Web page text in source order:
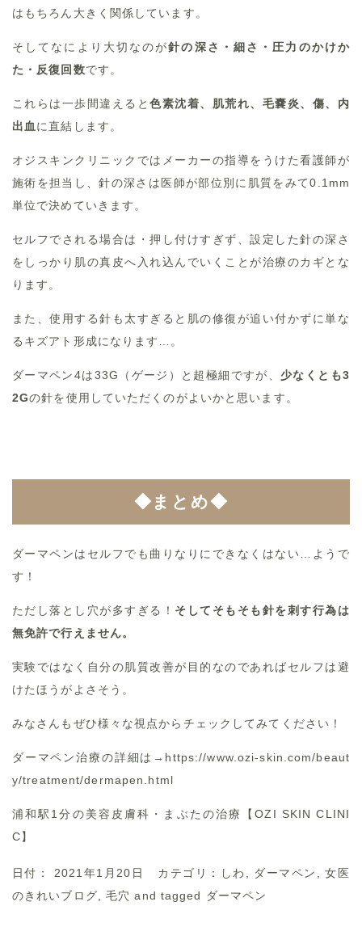
はもちろん大きく関係しています。
そしてなにより大切なのが針の深さ・細さ・圧力のかけか
た・反復回数です。
これらは一歩間違えると色素沈着、肌荒れ、毛嚢炎、傷、内
出血 に直結します。
オジスキンクリニックではメーカーの指導をうけた看護師が
施術を担当し、針の深さは医師が部位別に肌質をみて0.1mm
単位で決めていきます。
セルフでされる場合は・押し付けすぎず、設定した針の深さ
をしっかり肌の真皮へ入れ込んでいくことが治療のカギとな
ります。
また、使用する針も太すぎると肌の修復が追い付かずに単な
るキズアト形成になります…。
ダーマペン4は33G（ゲージ）と超極細ですが、 少なくとも3
2Gの針を使用していただくのがよいかと思います。
◆まとめ◆
ダーマペンはセルフでも曲りなりにできなくはない…ようで
す！
ただし落とし穴が多すぎる！ そしてそもそも針を刺す行為は
無免許で行えません。
実験ではなく自分の肌質改善が目的なのであればセルフは避
けたほうがよさそう。
みなさんもぜひ様々な視点からチェックしてみてください！
ダーマペン治療の詳細は→ https://www.ozi-skin.com/beaut
y/treatment/dermapen.html
浦和駅1分の美容皮膚科・まぶたの治療【OZI SKIN CLINI
C】
日付： 2021年1月20日 カテゴリ： しわ ダーマペン ,女医
のきれいブログ ,毛穴 and tagged ダーマペン